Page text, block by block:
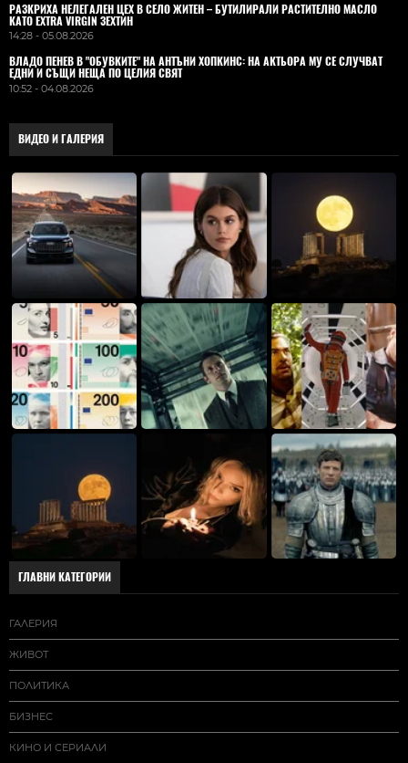
РАЗКРИХА НЕЛЕГАЛЕН ЦЕХ В СЕЛО ЖИТЕН – БУТИЛИРАЛИ РАСТИТЕЛНО МАСЛО
КАТО EXTRA VIRGIN ЗЕХТИН
14:28 - 05.08.2026
ВЛАДO ПЕНЕВ В "ОБУВКИТЕ" НА АНТЪНИ ХОПКИНС: НА АКТЬОРА МУ СЕ СЛУЧВАТ
ЕДНИ И СЪЩИ НЕЩА ПО ЦЕЛИЯ СВЯТ
10:52 - 04.08.2026
ВИДЕО И ГАЛЕРИЯ
ГЛАВНИ КАТЕГОРИИ
ГАЛЕРИЯ
ЖИВОТ
ПОЛИТИКА
БИЗНЕС
КИНО И СЕРИАЛИ